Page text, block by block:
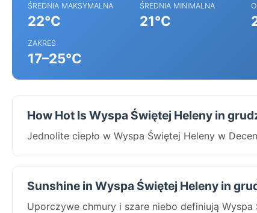
ŚREDNIA MAKSYMALNA
22°C
ŚREDNIA MINIMALNA
21°C
ZAKRES
17–25°C
How Hot Is Wyspa Świętej Heleny in
Jednolite ciepło w Wyspa Świętej Heleny w
Sunshine in Wyspa Świętej Heleny in
Uporczywe chmury i szare niebo definiują Wyspa